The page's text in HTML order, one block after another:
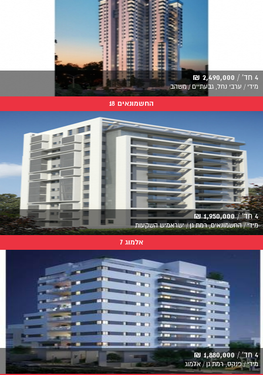
4 חד' / 2,490,000 ₪
מידי / ערבי נחל, גבעתיים / משהב
החשמונאים 18
4 חד' / 1,950,000 ₪
מידי / החשמונאים, רמת גן / ישראמיש השקעות
אלמוג 7
4 חד' / 1,880,000 ₪
מידי / פנקס, רמת גן / אלמוג